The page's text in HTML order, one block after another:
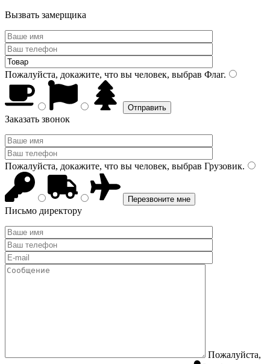
Вызвать замерщика
Пожалуйста, докажите, что вы человек, выбрав Флаг.
Заказать звонок
Пожалуйста, докажите, что вы человек, выбрав Грузовик.
Письмо директору
Пожалуйста,